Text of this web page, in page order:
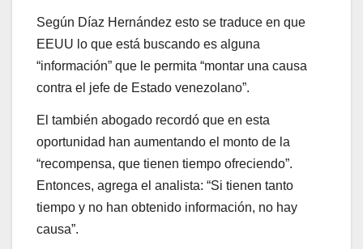
Según Díaz Hernández esto se traduce en que
EEUU lo que está buscando es alguna
“información” que le permita “montar una causa
contra el jefe de Estado venezolano”.
El también abogado recordó que en esta
oportunidad han aumentando el monto de la
“recompensa, que tienen tiempo ofreciendo”.
Entonces, agrega el analista: “Si tienen tanto
tiempo y no han obtenido información, no hay
causa”.